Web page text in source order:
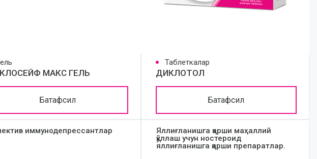
МАКС ГЕЛЬ
Батафсил
Таблеткалар
ДИКЛОТОЛ
Батафсил
иммунодепрессантлар
Яллиғланишга қарши маҳаллий
қўллаш учун ностероид
яллиғланишга қарши препаратлар.